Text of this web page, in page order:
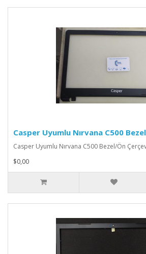
Casper Uyumlu Nırvana C500
Casper Uyumlu Nırvana C500 Bezel/Ön
$0,00